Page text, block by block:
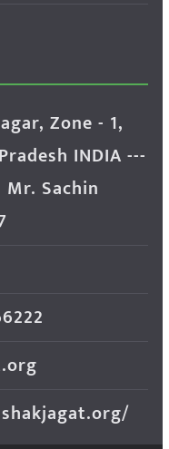
Zone - 1,
INDIA ---
Sachin